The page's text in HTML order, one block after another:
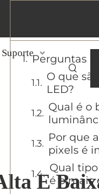
E
Perguntas
O que
LED?
Qual é o
Por que
pixels é
Qual
é o mais